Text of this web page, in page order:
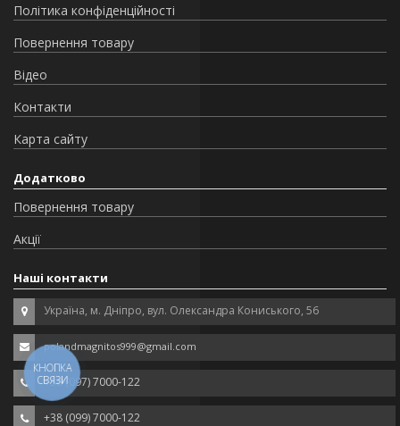
Політика конфіденційності
Повернення товару
Відео
Контакти
Карта сайту
Додатково
Повернення товару
Акції
Наші контакти
Україна, м. Дніпро, вул. Олександра Кониського, 56
polandmagnitos999@gmail.com
+38 (097) 7000-122
+38 (099) 7000-122
КНОПКА
СВЯЗИ